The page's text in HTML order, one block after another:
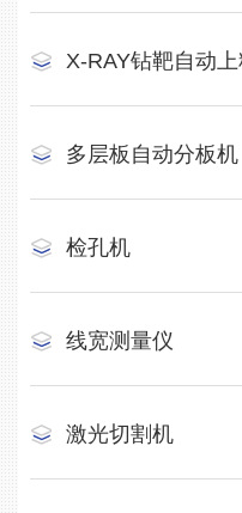
X-RAY钻靶自动
多层板自动分板机
检孔机
线宽测量仪
激光切割机